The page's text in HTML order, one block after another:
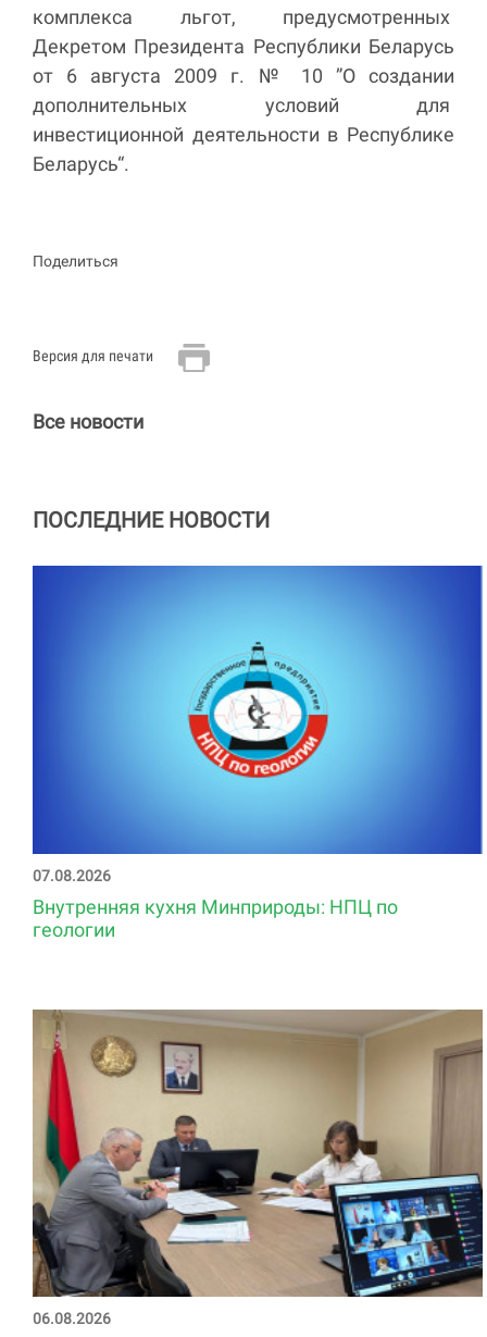
комплекса льгот, предусмотренных
Декретом Президента Республики Беларусь
от 6 августа 2009 г. № 10 ”О создании
дополнительных условий для
инвестиционной деятельности в Республике
Беларусь“.
Поделиться
Версия для печати
Все новости
ПОСЛЕДНИЕ НОВОСТИ
07.08.2026
Внутренняя кухня Минприроды: НПЦ по
геологии
06.08.2026